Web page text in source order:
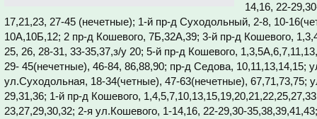
14,16, 22-
17,21,23, 27-45 (нечетные); 1-й пр-д Суходольный, 2-8, 10-
10А,10Б,12; 2 пр-д Кошевого, 7Б,32А,39; 3-й пр-д Кошевого,
25, 26, 28-31, 33-35,37,з/у 20; 5-й пр-д Кошевого,
29- 45(нечетные), 46-84, 86,88,90; пр-д Седова, 10,11,13,14,15;
ул.Суходольная, 18-34(четные), 47-63(нечетные), 67,71,73,75;
29,31,36; 1-й пр-д Кошевого,
23,27,29,30,32; 2-я ул.Кошевого, 1-14,16, 22-29,30-